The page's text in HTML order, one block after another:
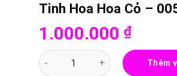
Tinh Hoa Hoa Cỏ –
1.000.000 ₫
Tinh Hoa Hoa Cỏ - 0058 số lượng
Thêm